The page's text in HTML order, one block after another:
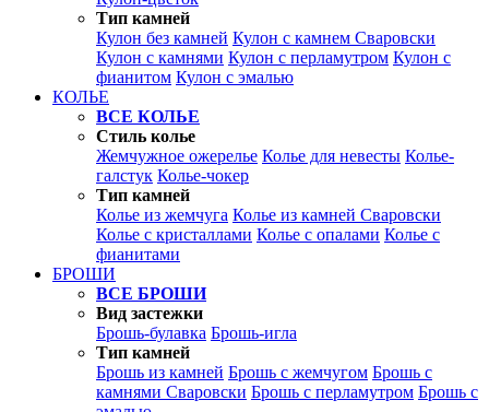
Тип камней
Кулон без камней Кулон с камнем Сваровски
Кулон с камнями Кулон с перламутром Кулон с
фианитом Кулон с эмалью
КОЛЬЕ
ВСЕ КОЛЬЕ
Стиль колье
Жемчужное ожерелье Колье для невесты Колье-
галстук Колье-чокер
Тип камней
Колье из жемчуга Колье из камней Сваровски
Колье с кристаллами Колье с опалами Колье с
фианитами
БРОШИ
ВСЕ БРОШИ
Вид застежки
Брошь-булавка Брошь-игла
Тип камней
Брошь из камней Брошь с жемчугом Брошь с
камнями Сваровски Брошь с перламутром Брошь с